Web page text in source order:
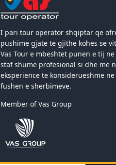
I pari tour operator shqiptar qe
pushime gjate te gjithe kohes se
Vas Tour e mbeshtet punen e tij
staf shume profesional si dhe me
eksperience te konsiderueshme ne
fushen e sherbimeve.
Member of Vas Group